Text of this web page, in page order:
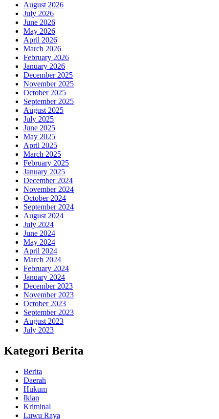
August 2026
July 2026
June 2026
May 2026
April 2026
March 2026
February 2026
January 2026
December 2025
November 2025
October 2025
September 2025
August 2025
July 2025
June 2025
May 2025
April 2025
March 2025
February 2025
January 2025
December 2024
November 2024
October 2024
September 2024
August 2024
July 2024
June 2024
May 2024
April 2024
March 2024
February 2024
January 2024
December 2023
November 2023
October 2023
September 2023
August 2023
July 2023
Kategori Berita
Berita
Daerah
Hukum
Iklan
Kriminal
Luwu Raya